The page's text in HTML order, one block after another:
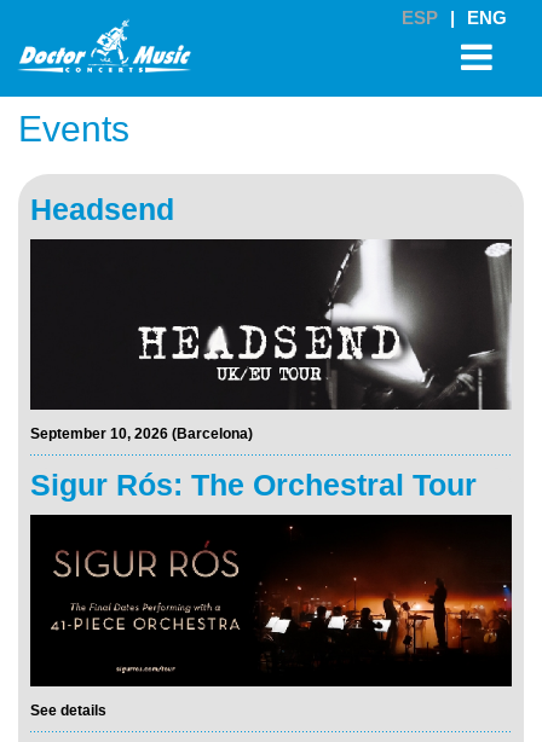
Events
Headsend
September 10, 2026 (Barcelona)
Sigur Rós: The Orchestral Tour
See details
ESP | ENG